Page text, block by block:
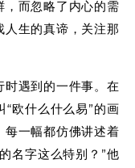
，而忽略了内心的需
生的真谛，关注那
遇到的一件事。在
欧什么什么易”的画
每一幅都仿佛讲述着
名字这么特别？”他